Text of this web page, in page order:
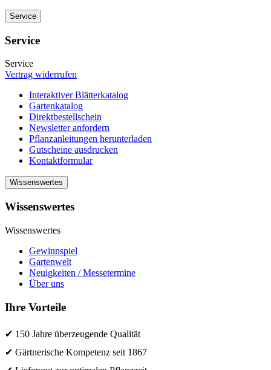
Service
Service
Service
Vertrag widerrufen
Interaktiver Blätterkatalog
Gartenkatalog
Direktbestellschein
Newsletter anfordern
Pflanzanleitungen herunterladen
Gutscheine ausdrucken
Kontaktformular
Wissenswertes
Wissenswertes
Wissenswertes
Gewinnspiel
Gartenwelt
Neuigkeiten / Messetermine
Über uns
Ihre Vorteile
✔ 150 Jahre überzeugende Qualität
✔ Gärtnerische Kompetenz seit 1867